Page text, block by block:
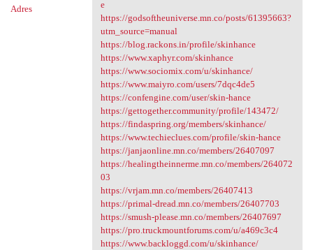
Adres
e
https://godsoftheuniverse.mn.co/posts/61395663?
utm_source=manual
https://blog.rackons.in/profile/skinhance
https://www.xaphyr.com/skinhance
https://www.sociomix.com/u/skinhance/
https://www.maiyro.com/users/7dqc4de5
https://confengine.com/user/skin-hance
https://gettogether.community/profile/143472/
https://findaspring.org/members/skinhance/
https://www.techieclues.com/profile/skin-hance
https://janjaonline.mn.co/members/26407097
https://healingtheinnerme.mn.co/members/264072
03
https://vrjam.mn.co/members/26407413
https://primal-dread.mn.co/members/26407703
https://smush-please.mn.co/members/26407697
https://pro.truckmountforums.com/u/a469c3c4
https://www.backloggd.com/u/skinhance/